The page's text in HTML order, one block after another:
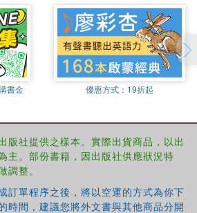
editors have compiled
information synthesized from
authorities in their fields. In
12 new chapters have
release with content on
system and thermal processing
and technology for heating and cooling
(RTD) for homogeneous and
of aseptic processing containing
equipment for retail products and food
書金 優惠方式： 19折起
版社提供之樣本。實際出貨商品，以出
主。部份書籍，因出版社供應狀況特
調整。
訂單程序之後，將以空運的方式為你下
時間，建議您將外文書與其他商品分開